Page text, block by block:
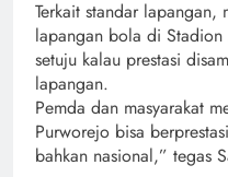
Terkait standar
lapangan bola di Stadion
setuju kalau prestasi
lapangan.
Pemda dan masyarakat
Purworejo bisa
bahkan nasional,” tegas